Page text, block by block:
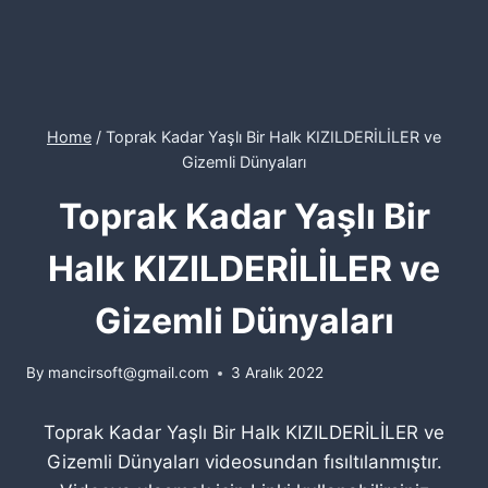
Home / Toprak Kadar Yaşlı Bir Halk KIZILDERİLİLER ve
Gizemli Dünyaları
Toprak Kadar Yaşlı Bir
Halk KIZILDERİLİLER ve
Gizemli Dünyaları
By mancirsoft@gmail.com 3 Aralık 2022
Toprak Kadar Yaşlı Bir Halk KIZILDERİLİLER ve
Gizemli Dünyaları videosundan fısıltılanmıştır.